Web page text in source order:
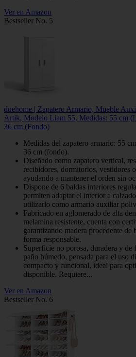
Ver en Amazon
Bestseller No. 5
duehome | Zapatero Armario, Mueble
Artik, Modelo Liam 55, Medidas: 55 cm
36 cm (Fondo)
Medidas del zapatero armario: 55
36 cm (fondo).
Diseñado como zapatero vertical,
recibidores, dormitorios, vestidores
ayudando a mantener el orden sin
Dispone de 6 baldas interiores
permiten adaptar el interior a
utilizarlo como armario auxiliar
Fabricado en aglomerado de alta
melamina resistente, cuenta con
garantizando madera procedente de
forma responsable.
Superficie no porosa, duradera y
paño húmedo, pensada para el uso
compacto y funcional, ideal para
disponible. Requiere...
Ver en Amazon
Bestseller No. 6